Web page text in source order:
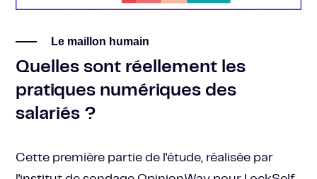
Le maillon humain
Quelles sont réellement les
pratiques numériques des
salariés ?
Cette première partie de l'étude, réalisée par